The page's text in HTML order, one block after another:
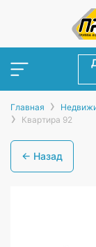
Главная ›
› Квартира 92
← Назад